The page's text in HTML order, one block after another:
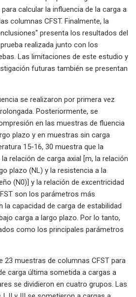
calcular la influencia de la carga a
columnas CFST. Finalmente, la
presenta los resultados del
realizada junto con los
Las limitaciones de este estudio y
futuras también se presentan
se realizaron por primera vez
Posteriormente, se
en las muestras de fluencia
plazo y en muestras sin carga
15-16, 30 muestra que la
relación de carga axial [m, la relación
plazo (NL) y la resistencia a la
(N0)] y la relación de excentricidad
son los parámetros más
capacidad de carga de estabilidad
carga a largo plazo. Por lo tanto,
como los principales parámetros
23 muestras de columnas CFST para
carga última sometida a cargas a
se dividieron en cuatro grupos. Las